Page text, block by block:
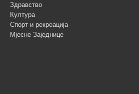
Здравство
Култура
Спорт и рекреација
Мјесне Заједнице